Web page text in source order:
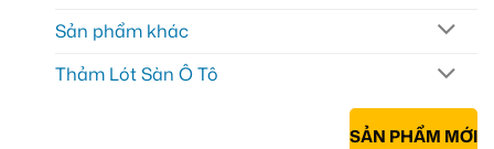
Sản phẩm khác
Thảm Lót Sàn Ô Tô
SẢN PHẨM MỚI